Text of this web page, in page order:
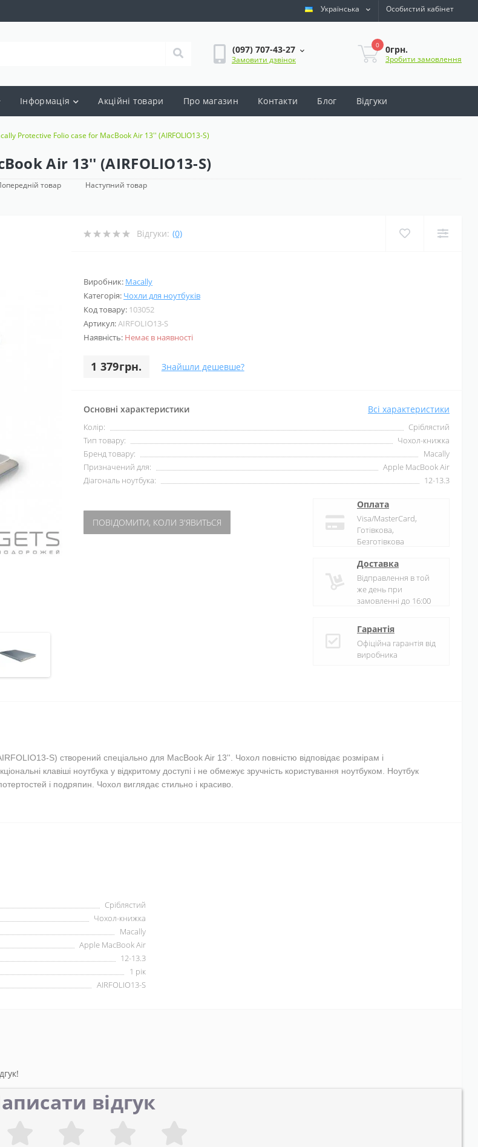
Українська Особистий кабінет
(097) 707-43-27
Замовити дзвінок
0 0грн.
Зробити замовлення
Інформація Акцiйнi товари Про магазин Контакти Блог Відгуки
Protective Folio case for MacBook Air 13'' (AIRFOLIO13-S)
Air 13'' (AIRFOLIO13-S)
товар Наступний товар
Відгуки: (0)
Виробник: Macally
Категорія: Чохли для ноутбуків
Код товару: 103052
Артикул:AIRFOLIO13-S
Наявність: Немає в наявності
1 379грн. Знайшли дешевше?
Основні характеристики Всі характеристики
Колір:
Сріблястий
Тип товару:
Чохол-книжка
Бренд товару:
Macally
Призначений для:
Apple MacBook Air
Діагональ ноутбука:
12-13.3
ПОВІДОМИТИ, КОЛИ З'ЯВИТЬСЯ
Оплата
Visa/MasterCard,
Готівкова,
Безготівкова
Доставка
Відправлення в той
же день при
замовленні до 16:00
Гарантія
Офіційна гарантія від
виробника
S) створений спеціально для MacBook Air 13''. Чохол повністю відповідає розмірам і
клавіші ноутбука у відкритому доступі і не обмежує зручність користування ноутбуком. Ноутбук
і подряпин. Чохол виглядає стильно і красиво.
Сріблястий
Чохол-книжка
Macally
Apple MacBook Air
12-13.3
1 рік
AIRFOLIO13-S
відгук